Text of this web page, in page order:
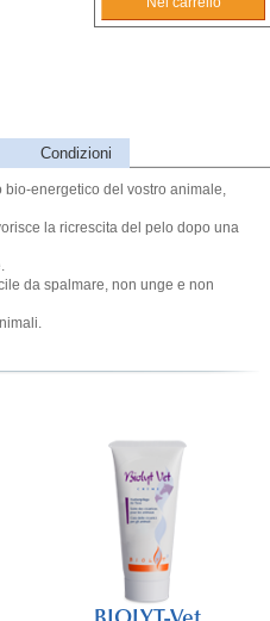
Condizioni
bio-energetico del vostro animale,
la ricrescita del pelo dopo una
da spalmare, non unge e non